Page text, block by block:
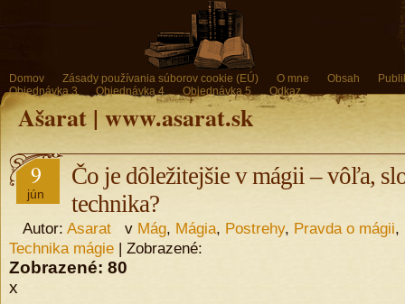
Domov Zásady používania súborov cookie (EÚ) O mne Obsah
Objednávka 3
Objednávka 4 Objednávka 5 Odkaz
Ašarat | www.asarat.sk
9
jún
Čo je dôležitejšie v mágii – vôľa,
technika?
Autor: Asarat v Mág, Mágia, Postrehy, Pravda o mágii,
Technika mágie | Zobrazené:
Zobrazené: 80
x